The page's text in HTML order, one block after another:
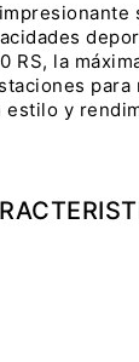
RS, la
para
y